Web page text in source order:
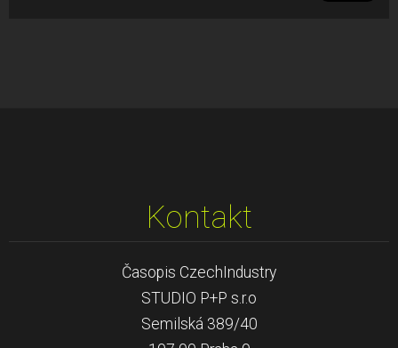
Kontakt
Časopis CzechIndustry
STUDIO P+P s.r.o
Semilská 389/40